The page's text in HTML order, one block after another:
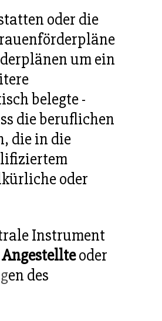
oder die
um ein
belegte -
die beruflichen
die in die
oder
Instrument
Angestellteoder
en des